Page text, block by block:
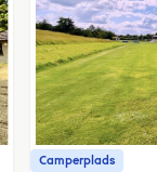
Camperplads